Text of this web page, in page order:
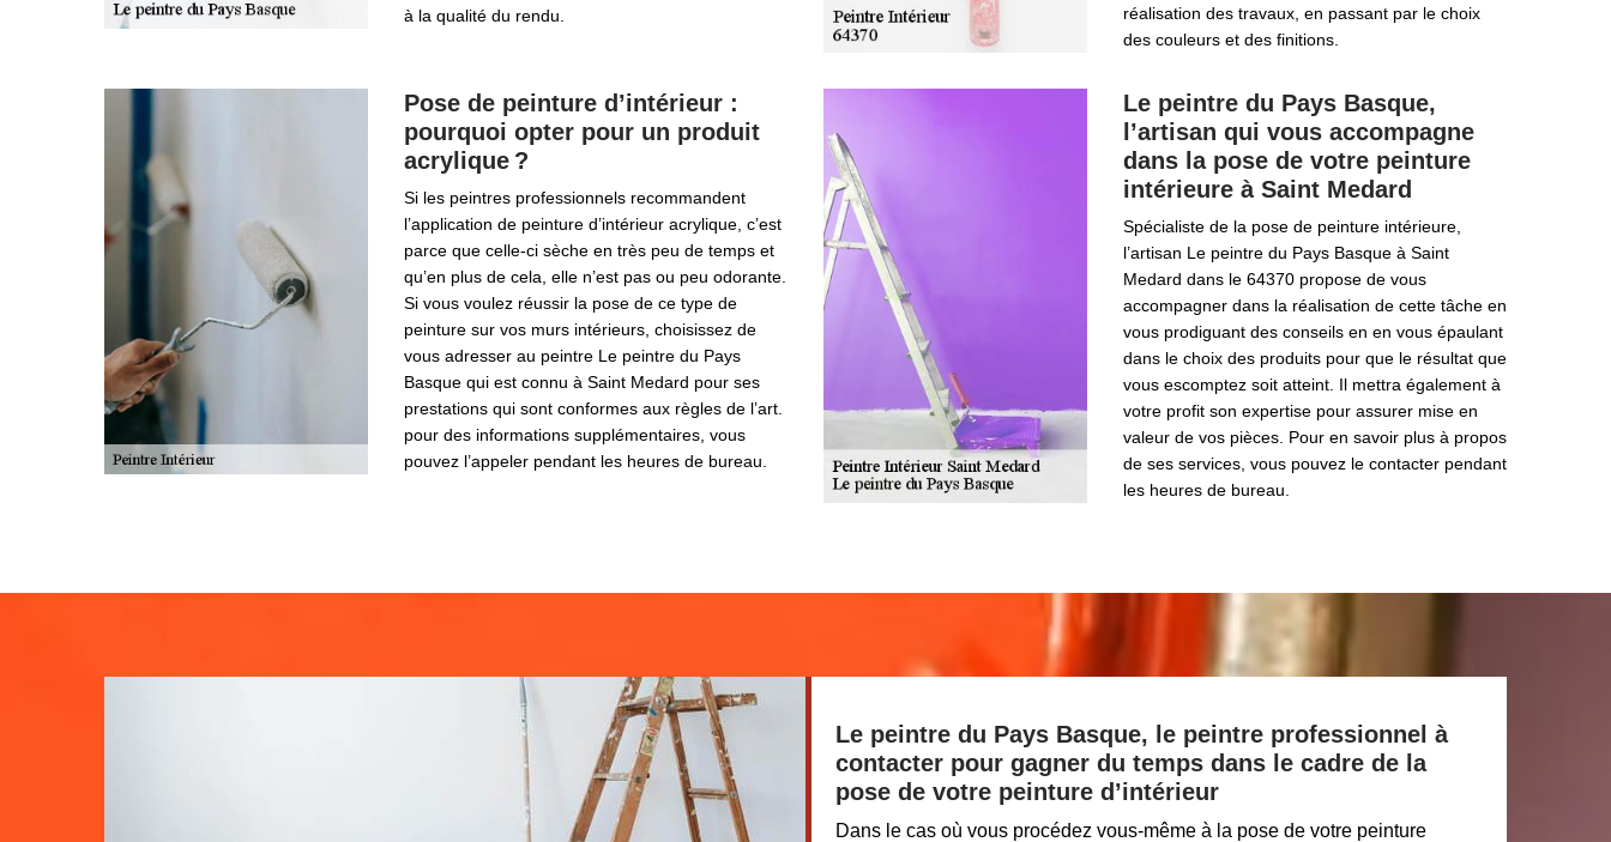
à la qualité du rendu.
réalisation des travaux, en passant par le choix
des couleurs et des finitions.
Pose de peinture d’intérieur :
pourquoi opter pour un produit
acrylique ?
Si les peintres professionnels recommandent
l’application de peinture d’intérieur acrylique, c’est
parce que celle-ci sèche en très peu de temps et
qu’en plus de cela, elle n’est pas ou peu odorante.
Si vous voulez réussir la pose de ce type de
peinture sur vos murs intérieurs, choisissez de
vous adresser au peintre Le peintre du Pays
Basque qui est connu à Saint Medard pour ses
prestations qui sont conformes aux règles de l’art.
pour des informations supplémentaires, vous
pouvez l’appeler pendant les heures de bureau.
Le peintre du Pays Basque,
l’artisan qui vous accompagne
dans la pose de votre peinture
intérieure à Saint Medard
Spécialiste de la pose de peinture intérieure,
l’artisan Le peintre du Pays Basque à Saint
Medard dans le 64370 propose de vous
accompagner dans la réalisation de cette tâche en
vous prodiguant des conseils en en vous épaulant
dans le choix des produits pour que le résultat que
vous escomptez soit atteint. Il mettra également à
votre profit son expertise pour assurer mise en
valeur de vos pièces. Pour en savoir plus à propos
de ses services, vous pouvez le contacter pendant
les heures de bureau.
Le peintre du Pays Basque, le peintre professionnel à
contacter pour gagner du temps dans le cadre de la
pose de votre peinture d’intérieur
Dans le cas où vous procédez vous-même à la pose de votre peinture